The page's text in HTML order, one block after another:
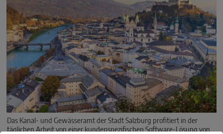
Das Kanal- und Gewässeramt der Stadt Salzburg profitiert in der
täglichen Arbeit von einer kundenspezifischen Software-Lösung von